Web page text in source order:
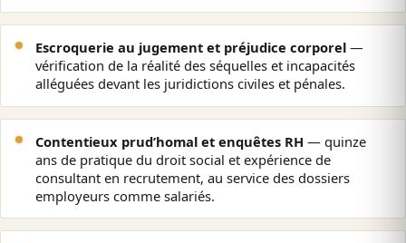
Escroquerie au jugement et préjudice corporel —
vérification de la réalité des séquelles et incapacités
alléguées devant les juridictions civiles et pénales.
Contentieux prud’homal et enquêtes RH — quinze
ans de pratique du droit social et expérience de
consultant en recrutement, au service des dossiers
employeurs comme salariés.